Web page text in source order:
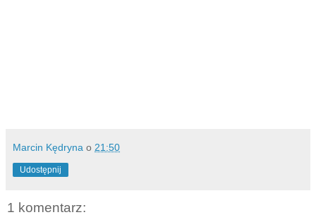
Marcin Kędryna o 21:50
Udostępnij
1 komentarz: